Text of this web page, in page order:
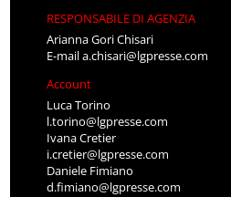
RESPONSABILE DI AGENZIA
Arianna Gori Chisari
E-maila.chisari@lgpresse.com
Account
Luca Torino
l.torino@lgpresse.com
Ivana Cretier
i.cretier@lgpresse.com
Daniele Fimiano
d.fimiano@lgpresse.com